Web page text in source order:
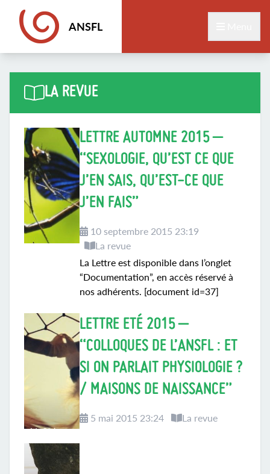
ANSFL
LA REVUE
LETTRE AUTOMNE 2015 –
“SEXOLOGIE, QU’EST CE QUE
J’EN SAIS, QU’EST-CE QUE
J’EN FAIS”
10 septembre 2015 23:19
La revue
La Lettre est disponible dans l’onglet
“Documentation”, en accès réservé à
nos adhérents. [document id=37]
LETTRE ETÉ 2015 –
“COLLOQUES DE L’ANSFL : ET
SI ON PARLAIT PHYSIOLOGIE ?
/ MAISONS DE NAISSANCE”
5 mai 2015 23:24 La revue